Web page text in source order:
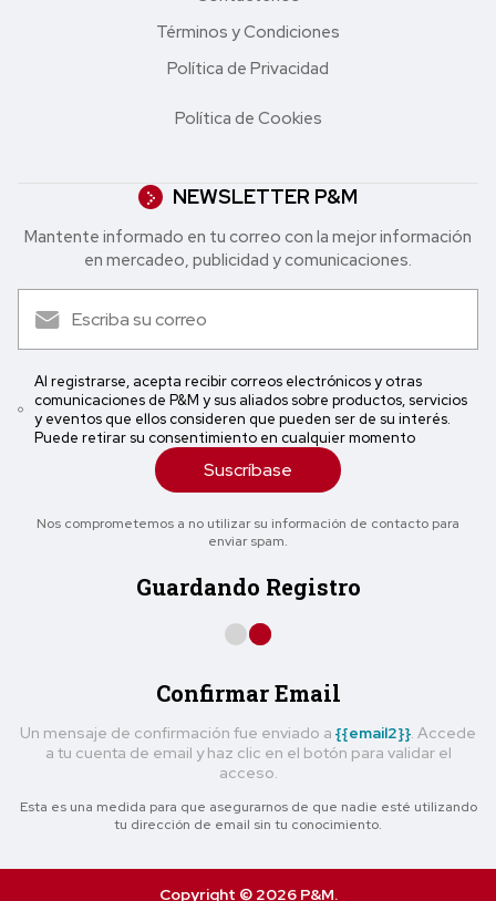
Términos y Condiciones
Política de Privacidad
Política de Cookies
NEWSLETTER P&M
Mantente informado en tu correo con la mejor in formación
en mercadeo, publicidad y comunicaciones.
Al registrarse, acepta recibir correos electrónicos y otras
comunicaciones de P&M y sus aliados sobre productos, servicios
y eventos que ellos consideren que pueden ser de su interés.
Puede retirar su consentimiento en cualquier momento
Suscríbase
Nos comprometemos a no utilizar su información de contacto para
enviar spam.
Guardando Registro
Confirmar Email
Un mensaje de confirmación fue enviado a {{email2}}. Accede
a tu cuenta de email y haz clic en el botón para validar el
acceso.
Esta es una medida para que asegurarnos de que nadie esté utilizando
tu dirección de email sin tu conocimiento.
Copyright © 2026 P&M.